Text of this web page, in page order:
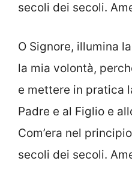
secoli dei secoli.
O Signore, illumina
la mia volontà,
e mettere in pratica
Padre e al Figlio e
Com’era nel
secoli dei secoli.